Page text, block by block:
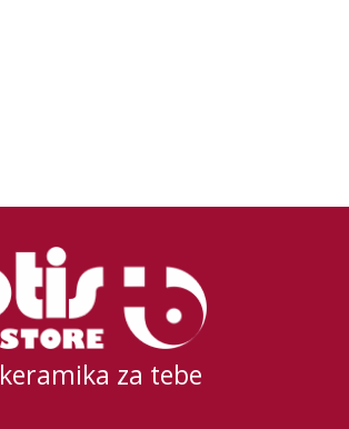
keramika za tebe